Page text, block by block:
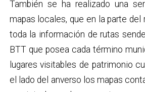
También se ha realizado una
mapas locales, que en la parte del
toda la información de rutas
BTT que posea cada término
lugares visitables de patrimonio
el lado del anverso los mapas